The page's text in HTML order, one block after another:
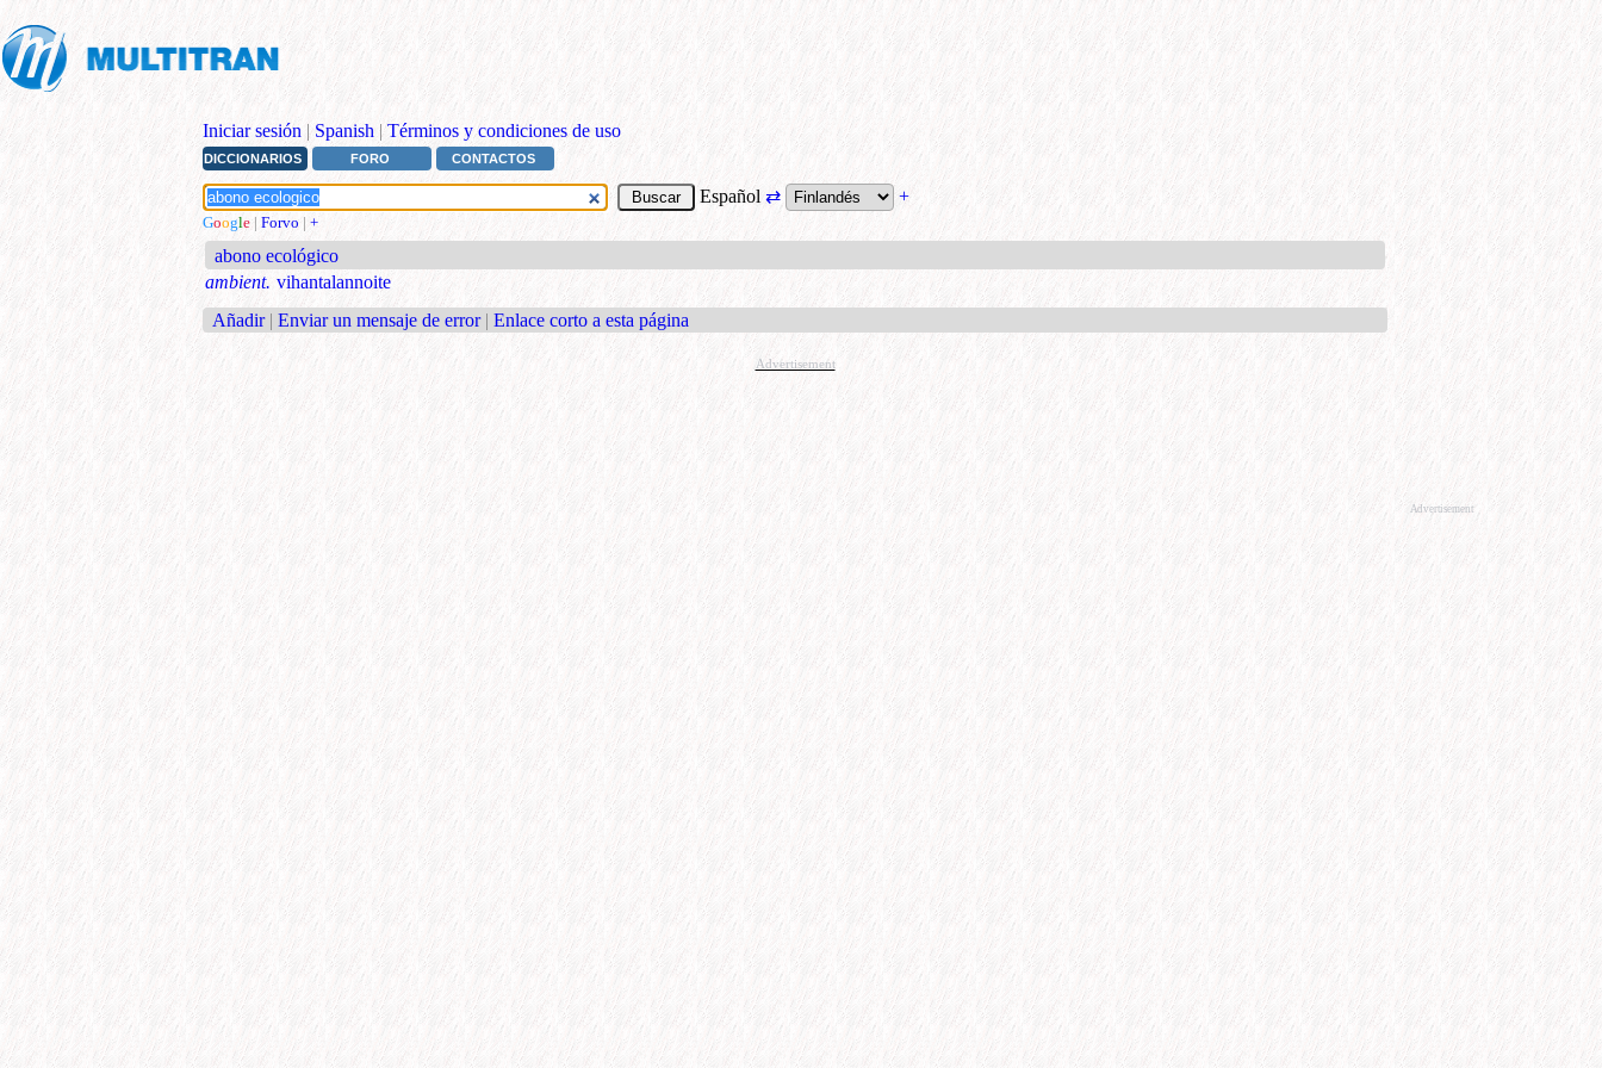
Iniciar sesión | Spanish | Términos y condiciones de uso
DICCIONARIOS FORO CONTACTOS
Español ⇄ +
Google | Forvo | +
abono ecológico
ambient. vihantalannoite
Añadir | Enviar un mensaje de error | Enlace corto a esta página
Advertisement
Advertisement